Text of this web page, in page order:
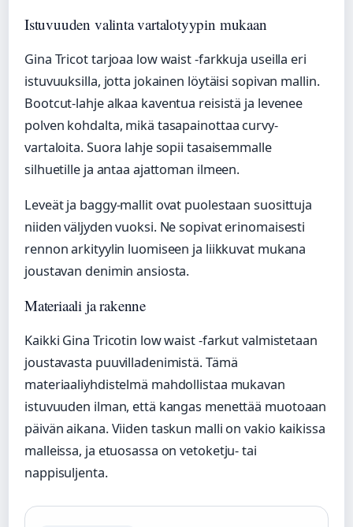
Istuvuuden valinta vartalotyypin mukaan
Gina Tricot tarjoaa low waist -farkkuja useilla eri
istuvuuksilla, jotta jokainen löytäisi sopivan mallin.
Bootcut-lahje alkaa kaventua reisistä ja levenee
polven kohdalta, mikä tasapainottaa curvy-
vartaloita. Suora lahje sopii tasaisemmalle
silhuetille ja antaa ajattoman ilmeen.
Leveät ja baggy-mallit ovat puolestaan suosittuja
niiden väljyden vuoksi. Ne sopivat erinomaisesti
rennon arkityylin luomiseen ja liikkuvat mukana
joustavan denimin ansiosta.
Materiaali ja rakenne
Kaikki Gina Tricotin low waist -farkut valmistetaan
joustavasta puuvilladenimistä. Tämä
materiaaliyhdistelmä mahdollistaa mukavan
istuvuuden ilman, että kangas menettää muotoaan
päivän aikana. Viiden taskun malli on vakio kaikissa
malleissa, ja etuosassa on vetoketju- tai
nappisuljenta.